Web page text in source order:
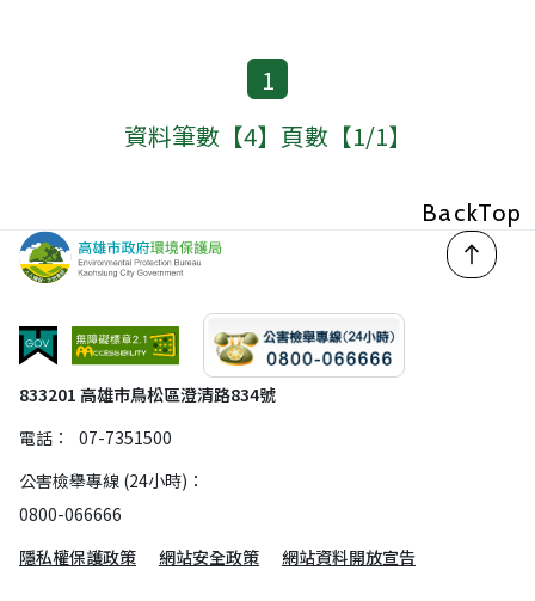
1
資料筆數【4】頁數【1/1】
833201 高雄市鳥松區澄清路834號
電話：
07-7351500
公害檢舉專線 (24小時)：
0800-066666
隱私權保護政策
網站安全政策 網站資料開放宣告
回頂